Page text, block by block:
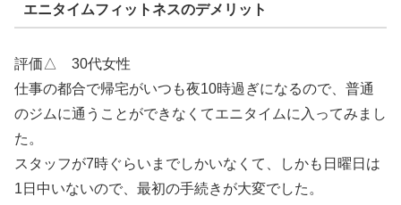
エニタイムフィットネスのデメリット
評価△ 30代女性
仕事の都合で帰宅がいつも夜10時過ぎになるので、普通
のジムに通うことができなくてエニタイムに入ってみまし
た。
スタッフが7時ぐらいまでしかいなくて、しかも日曜日は
1日中いないので、最初の手続きが大変でした。